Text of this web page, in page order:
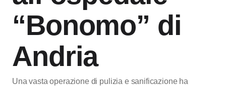
“Bonomo” di
Andria
Una vasta operazione di pulizia e sanificazione ha